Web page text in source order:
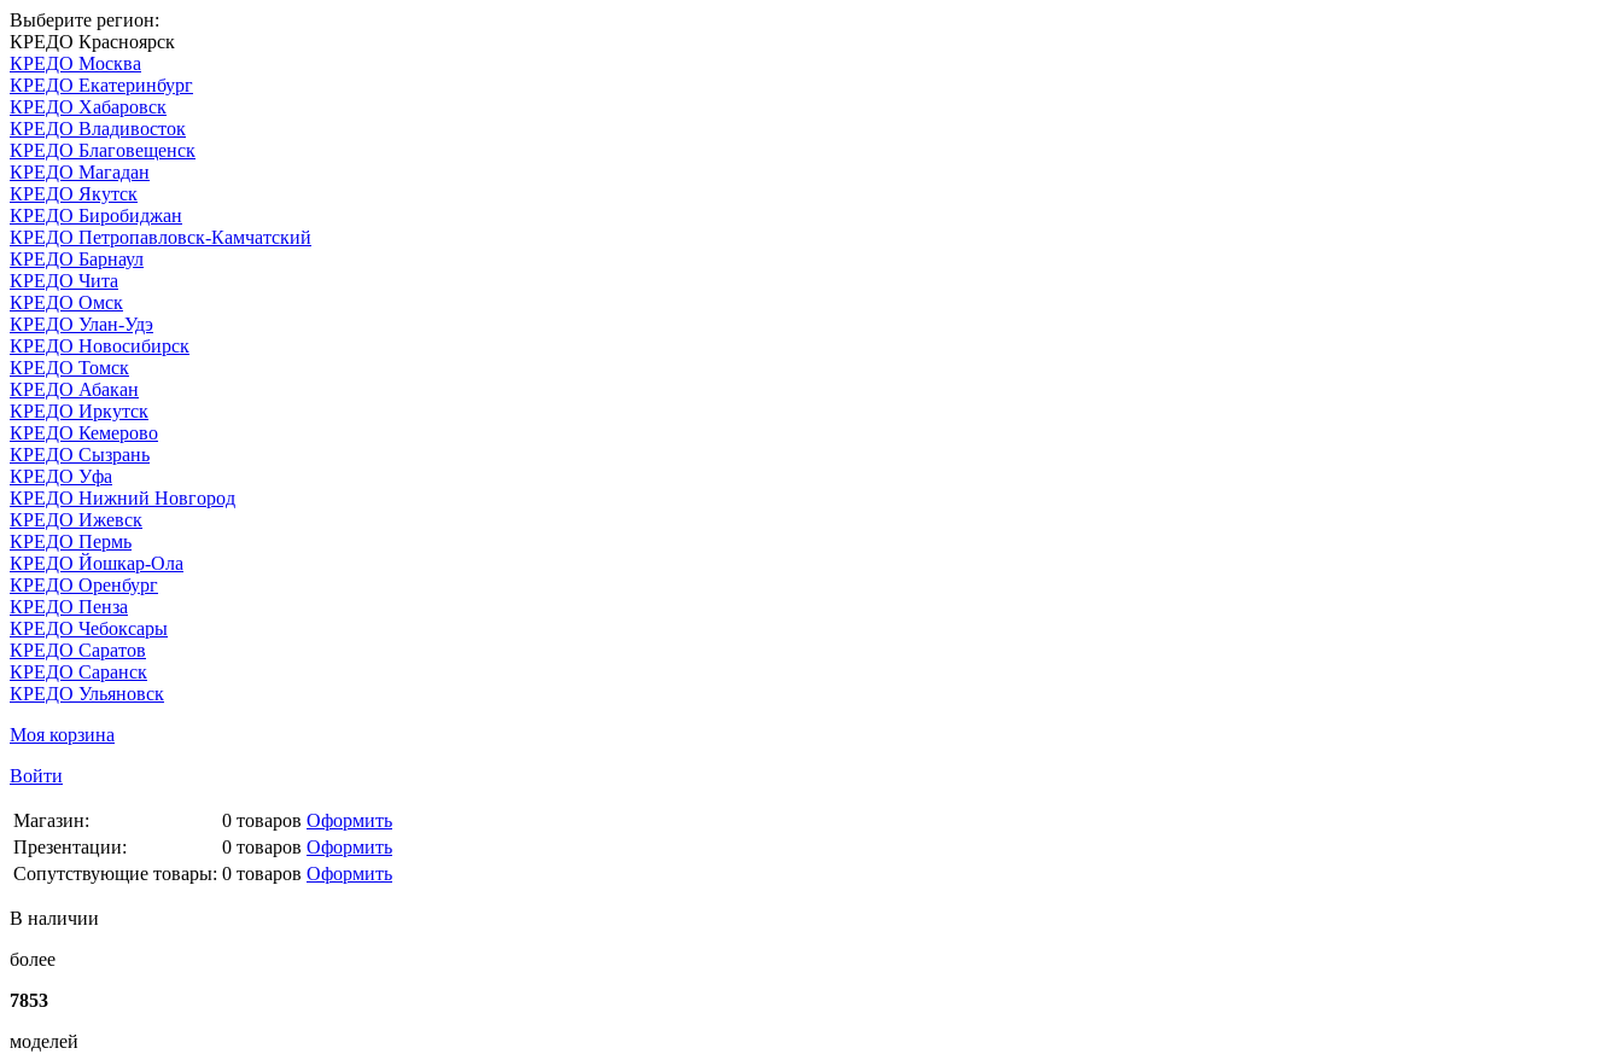
Выберите регион:
КРЕДО Красноярск
КРЕДО Москва
КРЕДО Екатеринбург
КРЕДО Хабаровск
КРЕДО Владивосток
КРЕДО Благовещенск
КРЕДО Магадан
КРЕДО Якутск
КРЕДО Биробиджан
КРЕДО Петропавловск-Камчатский
КРЕДО Барнаул
КРЕДО Чита
КРЕДО Омск
КРЕДО Улан-Удэ
КРЕДО Новосибирск
КРЕДО Томск
КРЕДО Абакан
КРЕДО Иркутск
КРЕДО Кемерово
КРЕДО Сызрань
КРЕДО Уфа
КРЕДО Нижний Новгород
КРЕДО Ижевск
КРЕДО Пермь
КРЕДО Йошкар-Ола
КРЕДО Оренбург
КРЕДО Пенза
КРЕДО Чебоксары
КРЕДО Саратов
КРЕДО Саранск
КРЕДО Ульяновск
Моя корзина
Войти
Магазин: 0 товаров Оформить
Презентации:
0 товаров Оформить
Сопутствующие товары: 0 товаров Оформить
В наличии
более
7853
моделей